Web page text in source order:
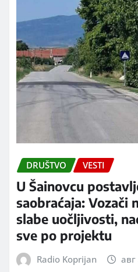
DRUŠTVO VESTI
U Šainovcu
saobraćaja: Vozači
slabe uočljivosti,
sve po projektu
Radio Koprijan